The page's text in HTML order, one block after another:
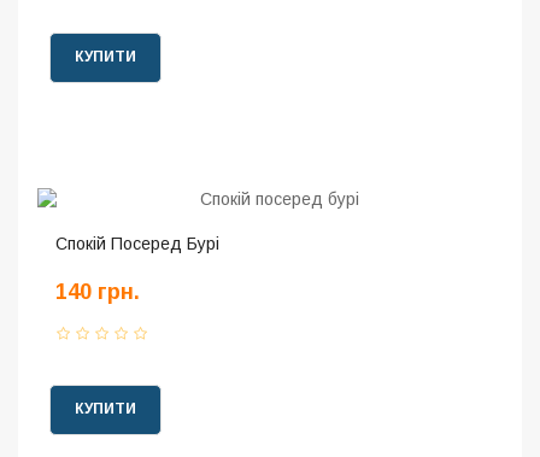
КУПИТИ
Спокій Посеред Бурі
140 грн.
КУПИТИ